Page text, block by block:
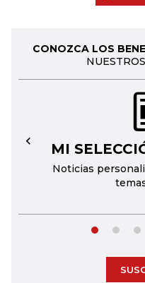
CONOZCA LOS
MI
Noticias
←